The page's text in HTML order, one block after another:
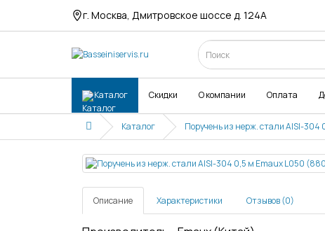
г. Москва, Дмитровское шоссе д. 124А
Каталог Скидки О компании Оплата
Каталог Поручень из нерж. стали AISI-
Описание Характеристики Отзывов (0)